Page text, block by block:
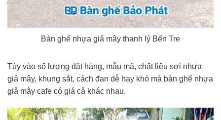
Bàn ghế nhựa giả mây thanh lý Bến Tre
Tùy vào số lượng đặt hàng, mẫu mã, chất liệu sợi nhựa
giả mây, khung sắt, cách đan dễ hay khó mà bàn ghế nhựa
giả mây cafe có giá cả khác nhau.